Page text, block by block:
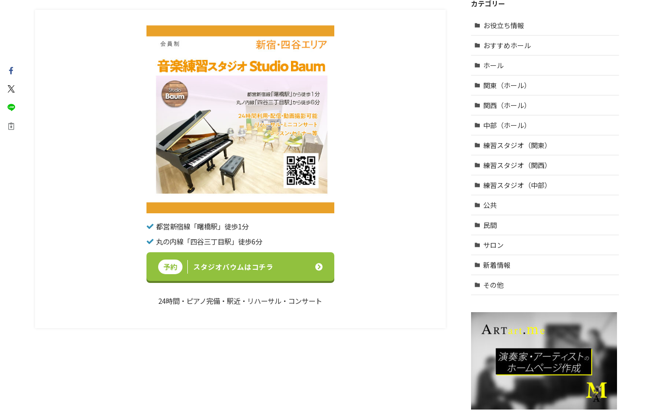
都営新宿線「曙橋駅」徒歩1分
丸の内線「四谷三丁目駅」徒歩6分
予約 スタジオバウムはコチラ
24時間・ピアノ完備・駅近・リハーサル・コンサート
区 (39)
| … 八王
子市・
武蔵野
市・三
鷹市・
日野
市・西
東京
市 (16)
| … 府中
市・調
布市・
狛江
市 (13)
| … 小金
井市・
市・東
村山
市・武
市・東
市 (9)
| … 立川
市・国
市・国
多摩
田市 (1
1)
| … 稲城
市・清
瀬市・
久留米
市 (14)
市・草
戸田
市・蕨
市 (6)
| … 三郷
市・所
沢市・
市 (10)
| … 朝霞
市・上
尾市・
志木
市 (6)
柏原
市・富
田林
市・泉
市・河
市 (3)
宇陀
カテゴリー
お役立ち情報
おすすめホール
ホール
関東（ホール）
関西（ホール）
中部（ホール）
練習スタジオ（関東）
練習スタジオ（関西）
練習スタジオ（中部）
公共
民間
サロン
新着情報
その他